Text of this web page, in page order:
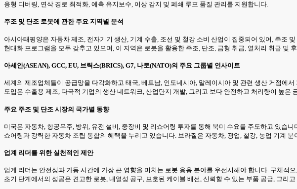
응형 디버링, 연삭 경로 최적화, 예측 유지보수, 이상 감지 및 폐쇄 루프 품질 관리를 지원합니다.
주조 및 단조 로봇에 관한 주요 지역별 분석
아시아태평양은 자동차 제조, 전자기기 생산, 기계 수출, 조선 및 철강 소비 산업이 집중되어 있어, 주조
현대화 프로그램을 모두 갖추고 있으며, 이 지역은 로봇을 활용한 주조, 단조, 금형 취급, 열처리 취급 및
아세안(ASEAN), GCC, EU, 브릭스(BRICS), G7, 나토(NATO)의 주요 그룹별 인사이트
세계의 제조업체들이 공급망을 다각화하고 태국, 베트남, 인도네시아, 말레이시아 및 관련 생산 거점에
도입은 수출용 제조, 다국적 기업의 생산 네트워크, 산업단지 개발, 그리고 보다 안전하고 처리량이 높은
주요 주조 및 단조 시장의 국가별 동향
미국은 자동차, 항공우주, 방위, 유전 설비, 중장비 및 리쇼어링 투자를 통해 북미 수요를 주도하고 있습
쇼어링과 강력한 자동차 조립 통합의 혜택을 누리고 있습니다. 브라질은 자동차, 광업, 철강, 농업 기계
업계 리더를 위한 실천적인 제안
업계 리더는 안전성과 가동 시간에 가장 큰 영향을 미치는 로봇 응용 분야를 우선시해야 합니다. 구체적
초기 단계에서의 성공은 견고한 로봇, 내열성 공구, 보호된 케이블 배선, 신뢰할 수 있는 부품 공급, 그리